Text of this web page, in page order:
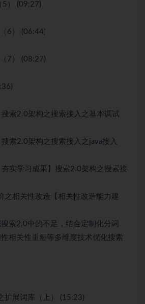
5） (09:27)
6） (06:44)
7） (08:27)
索2.0架构之搜索接入之基本调试
索2.0架构之搜索接入之java接入
实学习成果】搜索2.0架构之搜索接
之相关性改造【相关性改造能力建
索2.0中的不足，结合定制化分词
相关性重塑等多维度技术优化搜索
扩展词库（上） (15:23)